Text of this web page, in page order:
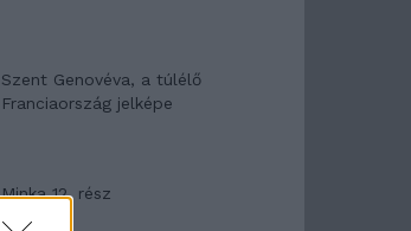
Szent Genovéva, a túlélő
Franciaország jelképe
Minka 12. rész